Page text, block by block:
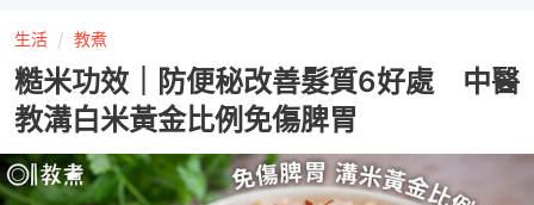
生活 教煮
糙米功效｜防便秘改善髮質6好處 中醫
教溝白米黃金比例免傷脾胃